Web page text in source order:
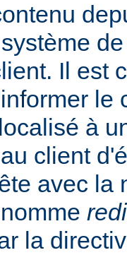
Il est
le
à
client
avec la
la